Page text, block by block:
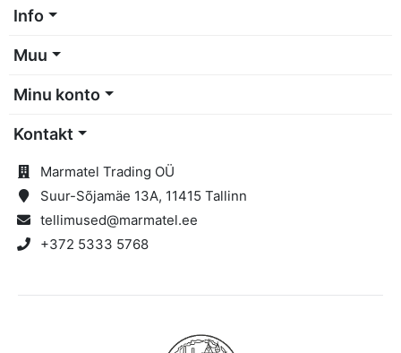
Info
Muu
Minu konto
Kontakt
Marmatel Trading OÜ
Suur-Sõjamäe 13A, 11415 Tallinn
tellimused@marmatel.ee
+372 5333 5768